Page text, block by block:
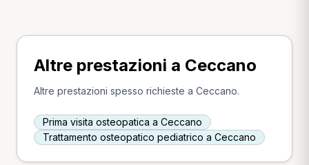
Altre prestazioni a Ceccano
Altre prestazioni spesso richieste a Ceccano.
Prima visita osteopatica a Ceccano
Trattamento osteopatico pediatrico a Ceccano